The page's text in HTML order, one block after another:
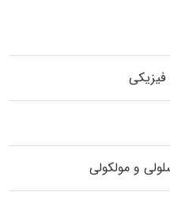
و مولکولی